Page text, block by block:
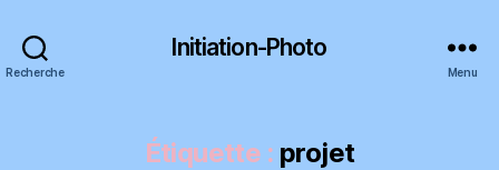
Recherche
Initiation-Photo
Menu
Étiquette : projet